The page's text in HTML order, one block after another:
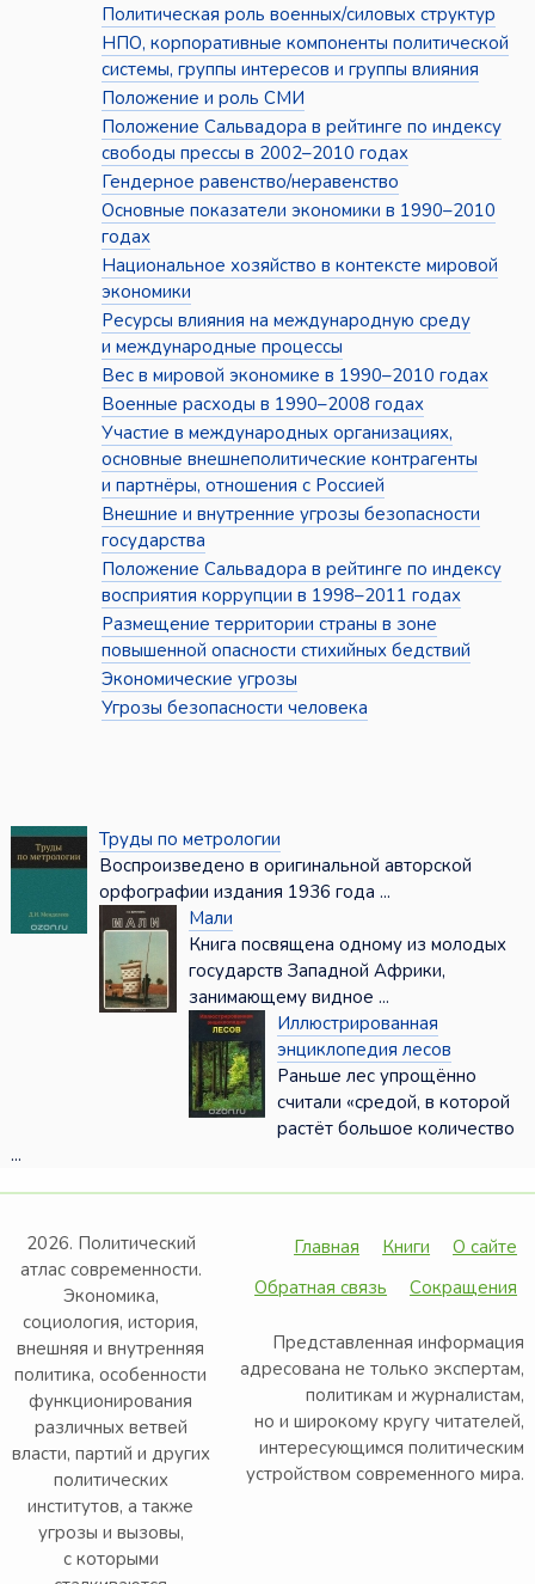
Политическая роль военных/силовых структур
НПО, корпоративные компоненты политической
системы, группы интересов и группы влияния
Положение и роль СМИ
Положение Сальвадора в рейтинге по индексу
свободы прессы в 2002–2010 годах
Гендерное равенство/неравенство
Основные показатели экономики в 1990–2010
годах
Национальное хозяйство в контексте мировой
экономики
Ресурсы влияния на международную среду
и международные процессы
Вес в мировой экономике в 1990–2010 годах
Военные расходы в 1990–2008 годах
Участие в международных организациях,
основные внешнеполитические контрагенты
и партнёры, отношения с Россией
Внешние и внутренние угрозы безопасности
государства
Положение Сальвадора в рейтинге по индексу
восприятия коррупции в 1998–2011 годах
Размещение территории страны в зоне
повышенной опасности стихийных бедствий
Экономические угрозы
Угрозы безопасности человека
Труды по метрологии
Воспроизведено в оригинальной авторской
орфографии издания 1936 года ...
Мали
Книга посвящена одному из молодых
государств Западной Африки,
занимающему видное ...
Иллюстрированная
энциклопедия лесов
Раньше лес упрощённо
считали «средой, в которой
растёт большое количество
...
2026. Политический
атлас современности.
Экономика,
социология, история,
внешняя и внутренняя
политика, особенности
функционирования
различных ветвей
власти, партий и других
политических
институтов, а также
угрозы и вызовы,
с которыми
Главная Книги
О сайте
Обратная связь
Сокращения
Представленная информация
адресована не только экспертам,
политикам и журналистам,
но и широкому кругу читателей,
интересующимся политическим
устройством современного мира.